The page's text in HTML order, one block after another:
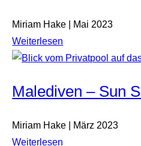
Miriam Hake | Mai 2023
Weiterlesen
Malediven – Sun
Miriam Hake | März 2023
Weiterlesen